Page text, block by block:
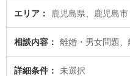
エリア 鹿児島県、鹿児島市
相談内容 離婚・男女問題、
詳細条件 未選択